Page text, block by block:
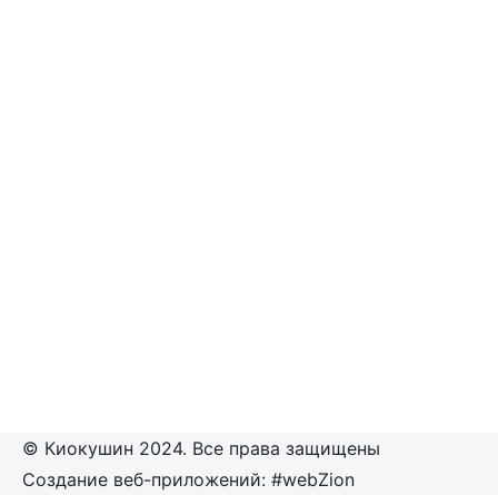
© Киокушин 2024. Все права защищены
Создание веб-приложений: #webZion